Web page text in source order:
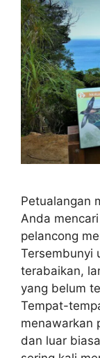
Petualangan
Anda
pelancong
Tersembunyi
terabaikan,
yang belum
Tempat-
menawarkan
dan luar